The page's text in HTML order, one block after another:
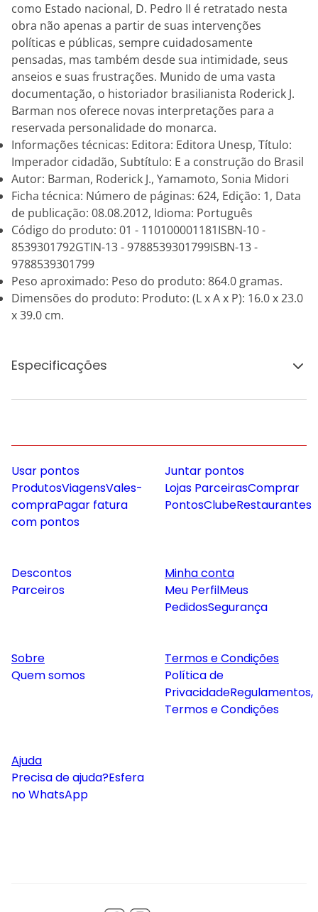
como Estado nacional, D. Pedro II é retratado nesta
obra não apenas a partir de suas intervenções
políticas e públicas, sempre cuidadosamente
pensadas, mas também desde sua intimidade, seus
anseios e suas frustrações. Munido de uma vasta
documentação, o historiador brasilianista Roderick J.
Barman nos oferece novas interpretações para a
reservada personalidade do monarca.
Informações técnicas: Editora: Editora Unesp, Título:
Imperador cidadão, Subtítulo: E a construção do Brasil
Autor: Barman, Roderick J., Yamamoto, Sonia Midori
Ficha técnica: Número de páginas: 624, Edição: 1, Data
de publicação: 08.08.2012, Idioma: Português
Código do produto: 01 - 110100001181ISBN-10 -
8539301792GTIN-13 - 9788539301799ISBN-13 -
9788539301799
Peso aproximado: Peso do produto: 864.0 gramas.
Dimensões do produto: Produto: (L x A x P): 16.0 x 23.0
x 39.0 cm.
Especificações
Usar pontos
ProdutosViagensVales-
compraPagar fatura
com pontos
Juntar pontos
Lojas ParceirasComprar
PontosClubeRestaurantes
Descontos
Parceiros
Minha conta
Meu PerfilMeus
PedidosSegurança
Sobre
Quem somos
Termos e Condições
Política de
PrivacidadeRegulamentos,
Termos e Condições
Ajuda
Precisa de ajuda?Esfera
no WhatsApp